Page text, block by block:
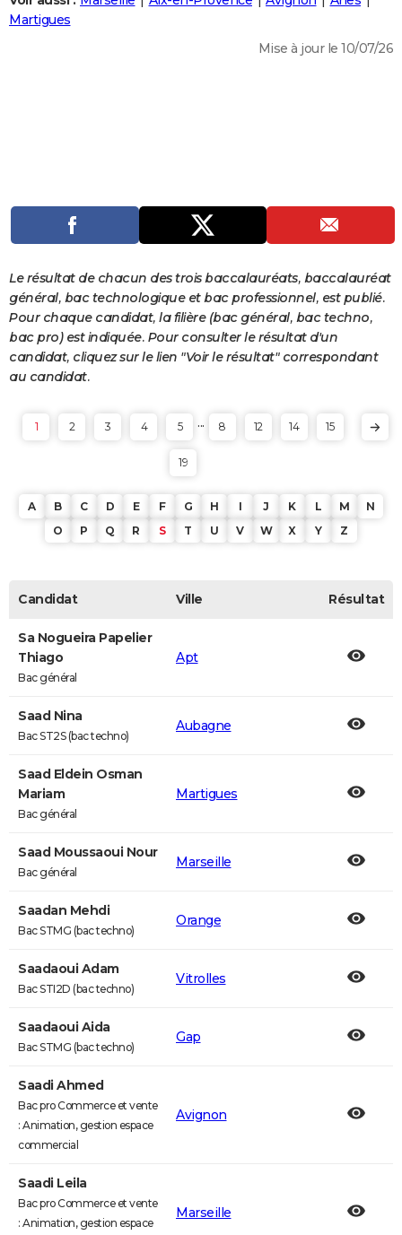
Destinations
City break
Voyage nature
Voyage de noces
Forum
Climat
+
PHOTO
PROGRAMME TV
S'inscrire
Se connecter
Lycées
Collèges
Primaires
Universités
Entreprises
Service militaire
Avis de recherche
AVIS DE DÉCÈS
FORUM
Bricolage
Lifestyle
Culture
Sport
Auto
Television
Voyage
Cinema
Martigues
Mise à jour le 10/07/26
Le résultat de chacun des trois baccalauréats, baccalauréat
général, bac technologique et bac professionnel, est publié.
Pour chaque candidat, la filière (bac général, bac techno,
bac pro) est indiquée. Pour consulter le résultat d'un
candidat, cliquez sur le lien "Voir le résultat" correspondant
au candidat.
1 2 3 4 5 ... 8 12 14 15
19
A B C D E F G H I J K L M
N
O
P Q R S T U V W X Y Z
Candidat Ville Résultat
Sa Nogueira Papelier
Thiago
Bac général
Apt
Saad Nina
Bac ST2S (bac techno)
Aubagne
Saad Eldein Osman
Mariam
Bac général
Martigues
Saad Moussaoui Nour
Bac général
Marseille
Saadan Mehdi
Bac STMG (bac techno)
Orange
Saadaoui Adam
Bac STI2D (bac techno)
Vitrolles
Saadaoui Aida
Bac STMG (bac techno)
Gap
Saadi Ahmed
Bac pro Commerce et vente
: Animation, gestion espace
commercial
Avignon
Saadi Leila
Bac pro Commerce et vente
: Animation, gestion espace
Marseille